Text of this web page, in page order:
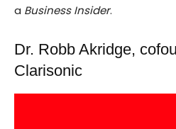
a Business Insider.
Dr. Robb Akridge,
Clarisonic